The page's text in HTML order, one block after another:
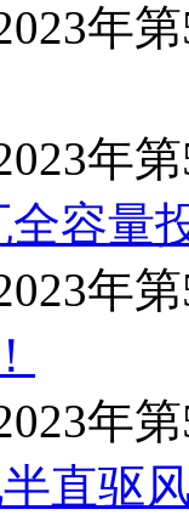
年
年
全容量
年
年
直驱